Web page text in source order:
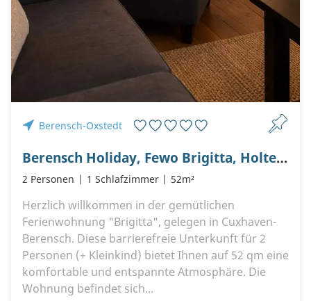
Berensch-Oxstedt
Berensch Holiday, Fewo Brigitta, Holter Straße 7, 27476 Cuxhaven Berensch
2 Personen 1 Schlafzimmer 52m²
Herzlich willkommen in der gemütlichen
Ferienwohnung "Brigitta", gelegen in Cuxhaven-
Berensch. Diese barrierefreie Unterkunft für 2
Personen (+ Kleinkind) bietet Ihnen auf 52 qm eine
komfortable und entspannte Atmosphäre. Die
Wohnung befindet sich...